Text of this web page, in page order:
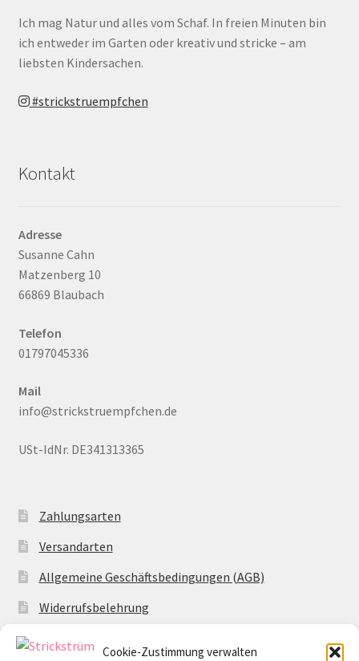
Cookie-Zustimmung verwalten
Ich mag Natur und alles vom Schaf. In freien Minuten bin
ich entweder im Garten oder kreativ und stricke – am
liebsten Kindersachen.
#strickstruempfchen
Kontakt
Adresse
Susanne Cahn
Matzenberg 10
66869 Blaubach
Telefon
01797045336
Mail
info@strickstruempfchen.de
USt-IdNr. DE341313365
Zahlungsarten
Versandarten
Allgemeine Geschäftsbedingungen (AGB)
Widerrufsbelehrung
Datenschutzerklärung